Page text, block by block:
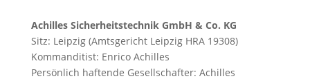
Achilles Sicherheitstechnik GmbH & Co. KG
Sitz: Leipzig (Amtsgericht Leipzig HRA 19308)
Kommanditist: Enrico Achilles
Persönlich haftende Gesellschafter: Achilles